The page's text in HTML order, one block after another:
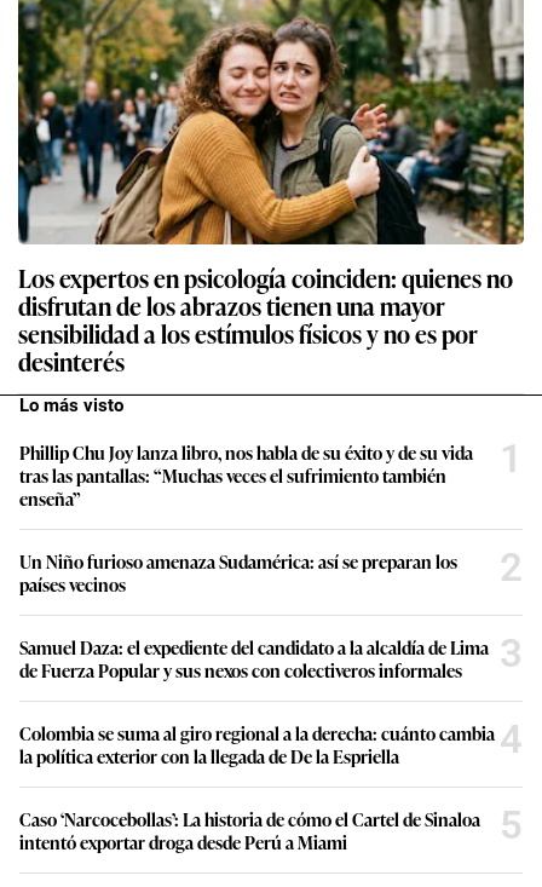
Los expertos en psicología coinciden: quienes no
disfrutan de los abrazos tienen una mayor
sensibilidad a los estímulos físicos y no es por
desinterés
Lo más visto
Phillip Chu Joy lanza libro, nos habla de su éxito y de su vida
tras las pantallas: “Muchas veces el sufrimiento también
enseña”
1
Un Niño furioso amenaza Sudamérica: así se preparan los
países vecinos
2
Samuel Daza: el expediente del candidato a la alcaldía de Lima
de Fuerza Popular y sus nexos con colectiveros informales
3
Colombia se suma al giro regional a la derecha: cuánto cambia
la política exterior con la llegada de De la Espriella
4
Caso ‘Narcocebollas’: La historia de cómo el Cartel de Sinaloa
intentó exportar droga desde Perú a Miami
5